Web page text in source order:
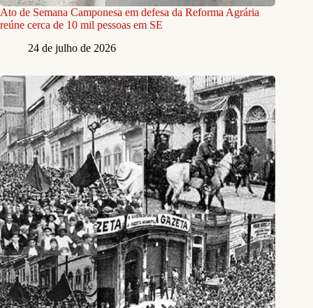
Ato de Semana Camponesa em defesa da Reforma Agrária
reúne cerca de 10 mil pessoas em SE
24 de julho de 2026